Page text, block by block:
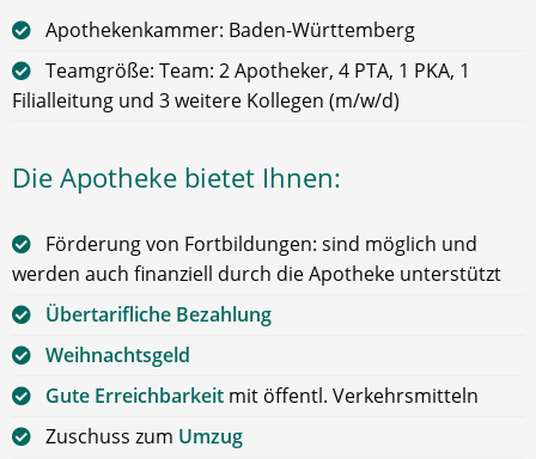
Apothekenkammer: Baden-Württemberg
Teamgröße: Team: 2 Apotheker, 4 PTA, 1 PKA, 1
Filialleitung und 3 weitere Kollegen (m/w/d)
Die Apotheke bietet Ihnen:
Förderung von Fortbildungen: sind möglich und
werden auch finanziell durch die Apotheke unterstützt
Übertarifliche Bezahlung
Weihnachtsgeld
Gute Erreichbarkeit mit öffentl. Verkehrsmitteln
Zuschuss zum Umzug